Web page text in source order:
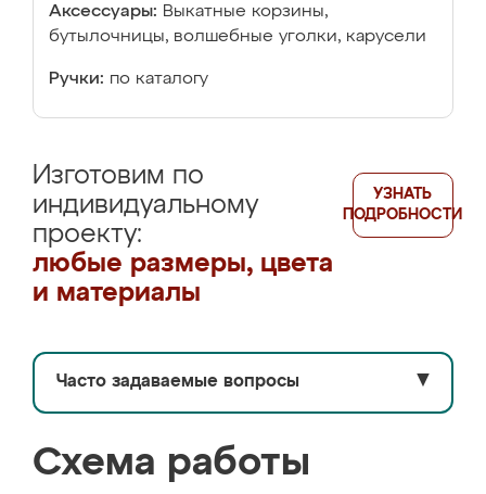
Аксессуары: Выкатные корзины,
бутылочницы, волшебные уголки, карусели
Ручки: по каталогу
Изготовим по
индивидуальному
проекту:
любые размеры, цвета
и материалы
УЗНАТЬ
ПОДРОБНОСТИ
Часто задаваемые вопросы ▼
Схема работы